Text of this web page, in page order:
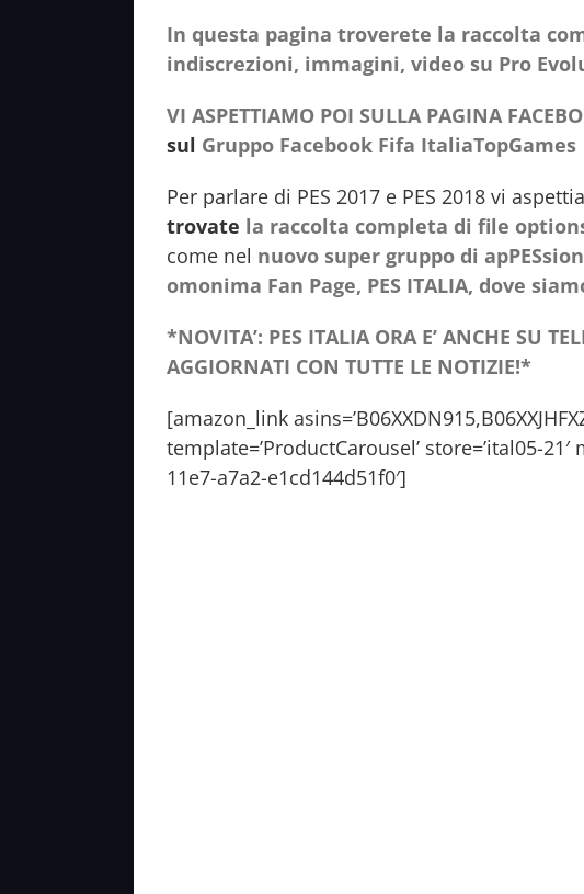
In questa pagina troverete la raccolta
indiscrezioni, immagini, video su Pro
VI ASPETTIAMO POI SULLA PAGINA
sul Gruppo Facebook Fifa ItaliaTopGames
Per parlare di PES 2017 e PES 2018 vi
trovate la raccolta completa di file
come nel nuovo super gruppo di
omonima Fan Page, PES ITALIA, dove
*NOVITA’: PES ITALIA ORA E’ ANCHE SU
AGGIORNATI CON TUTTE LE NOTIZIE!*
[amazon_link
template=’ProductCarousel’ store=’ital05-21′
11e7-a7a2-e1cd144d51f0′]